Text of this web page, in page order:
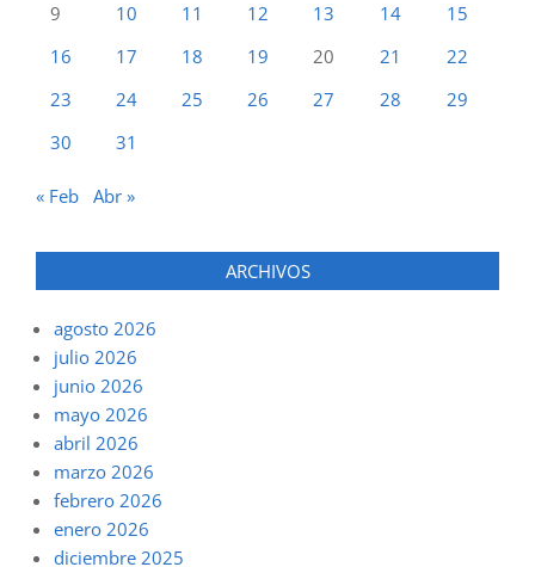
9
10 11 12 13 14
15
16
17 18 19 20 21
22
23
24 25 26 27 28
29
30
31
« Feb Abr »
ARCHIVOS
agosto 2026
julio 2026
junio 2026
mayo 2026
abril 2026
marzo 2026
febrero 2026
enero 2026
diciembre 2025